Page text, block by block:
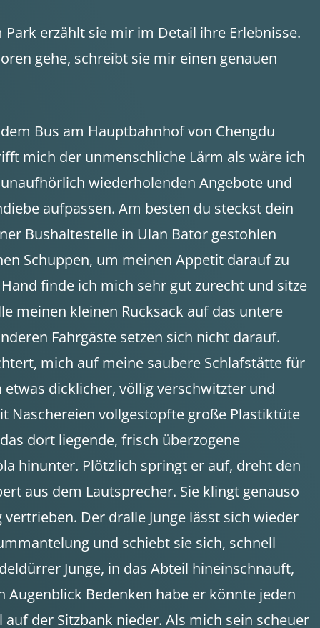
erzählt sie mir im Detail ihre Erlebnisse.
gehe, schreibt sie mir einen genauen
Bus am Hauptbahnhof von Chengdu
mich der unmenschliche Lärm als wäre ich
wiederholenden Angebote und
aufpassen. Am besten du steckst dein
Bushaltestelle in Ulan Bator gestohlen
Schuppen, um meinen Appetit darauf zu
finde ich mich sehr gut zurecht und sitze
meinen kleinen Rucksack auf das untere
Fahrgäste setzen sich nicht darauf.
mich auf meine saubere Schlafstätte für
dicklicher, völlig verschwitzter und
Naschereien vollgestopfte große Plastiktüte
dort liegende, frisch überzogene
hinunter. Plötzlich springt er auf, dreht den
aus dem Lautsprecher. Sie klingt genauso
Der dralle Junge lässt sich wieder
und schiebt sie sich, schnell
Junge, in das Abteil hineinschnauft,
Bedenken habe er könnte jeden
der Sitzbank nieder. Als mich sein scheuer